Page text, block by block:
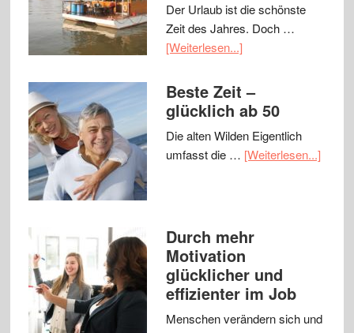
Der Urlaub ist die schönste
Zeit des Jahres. Doch …
[Weiterlesen...]
Beste Zeit –
glücklich ab 50
Die alten Wilden Eigentlich
umfasst die … [Weiterlesen...]
Durch mehr
Motivation
glücklicher und
effizienter im Job
Menschen verändern sich und